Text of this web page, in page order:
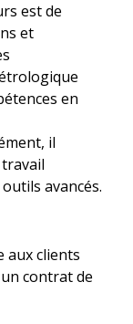
est de
et
en
il
avancés.
aux clients
contrat de